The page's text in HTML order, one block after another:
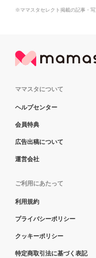
※ママスタセレクト掲載の記事・写
ママスタについて
ヘルプセンター
会員特典
広告出稿について
運営会社
ご利用にあたって
利用規約
プライバシーポリシー
クッキーポリシー
特定商取引法に基づく表記